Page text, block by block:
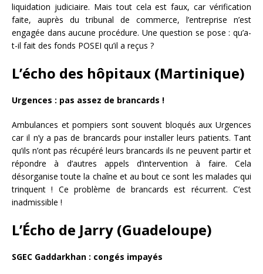
liquidation judiciaire. Mais tout cela est faux, car vérification
faite, auprès du tribunal de commerce, l’entreprise n’est
engagée dans aucune procédure. Une question se pose : qu’a-
t-il fait des fonds POSEI qu’il a reçus ?
L’écho des hôpitaux (Martinique)
Urgences : pas assez de brancards !
Ambulances et pompiers sont souvent bloqués aux Urgences
car il n’y a pas de brancards pour installer leurs patients. Tant
qu’ils n’ont pas récupéré leurs brancards ils ne peuvent partir et
répondre à d’autres appels d’intervention à faire. Cela
désorganise toute la chaîne et au bout ce sont les malades qui
trinquent ! Ce problème de brancards est récurrent. C’est
inadmissible !
L’Écho de Jarry (Guadeloupe)
SGEC Gaddarkhan : congés impayés